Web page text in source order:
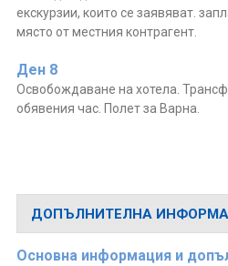
екскурзии, които се заявяват.
място от местния контрагент.
Ден 8
Освобождаване на хотела.
обявения час. Полет за Варна.
ДОПЪЛНИТЕЛНА
Основна информация и